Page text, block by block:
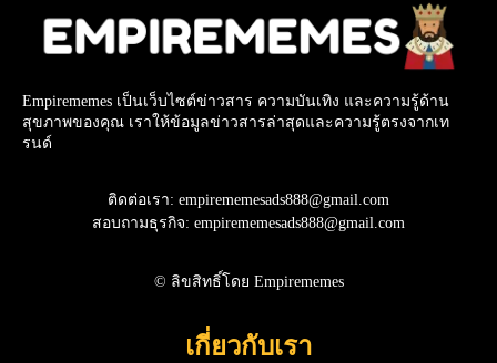
Empirememes เป็นเว็บไซต์ข่าวสาร ความบันเทิง และความรู้ด้าน
สุขภาพของคุณ เราให้ข้อมูลข่าวสารล่าสุดและความรู้ตรงจากเท
รนด์
ติดต่อเรา: empirememesads888@gmail.com
สอบถามธุรกิจ: empirememesads888@gmail.com
© ลิขสิทธิ์โดย Empirememes
เกี่ยวกับเรา